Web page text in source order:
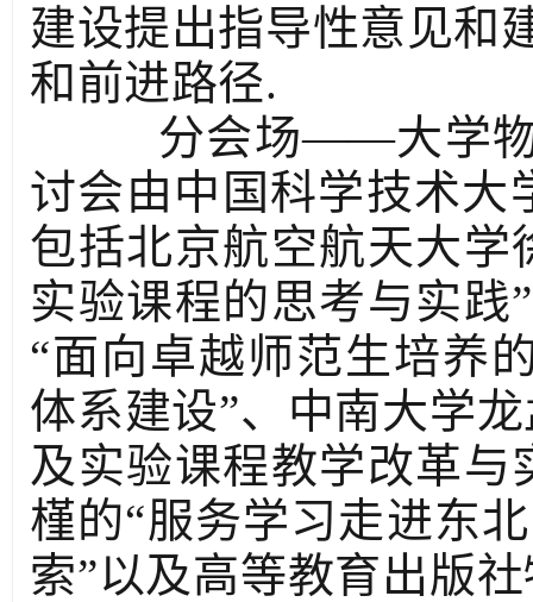
建设提出指导性意见和
和前进路径.
分会场——大学物
讨会由中国科学技术大
包括北京航空航天大学
实验课程的思考与实践
“面向卓越师范生培养
体系建设”、中南大学
及实验课程教学改革与
槿的“服务学习走进东
索”以及高等教育出版